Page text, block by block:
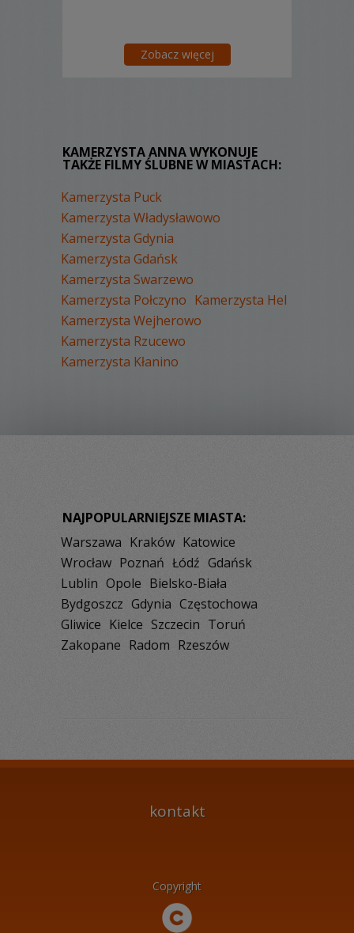
Zobacz więcej
KAMERZYSTA ANNA WYKONUJE
TAKŻE FILMY ŚLUBNE W MIASTACH:
Kamerzysta Puck
Kamerzysta Władysławowo
Kamerzysta Gdynia
Kamerzysta Gdańsk
Kamerzysta Swarzewo
Kamerzysta Połczyno Kamerzysta Hel
Kamerzysta Wejherowo
Kamerzysta Rzucewo
Kamerzysta Kłanino
NAJPOPULARNIEJSZE MIASTA:
Warszawa Kraków Katowice
Wrocław Poznań Łódź Gdańsk
Lublin Opole Bielsko-Biała
Bydgoszcz Gdynia Częstochowa
Gliwice Kielce Szczecin Toruń
Zakopane Radom Rzeszów
kontakt
Copyright